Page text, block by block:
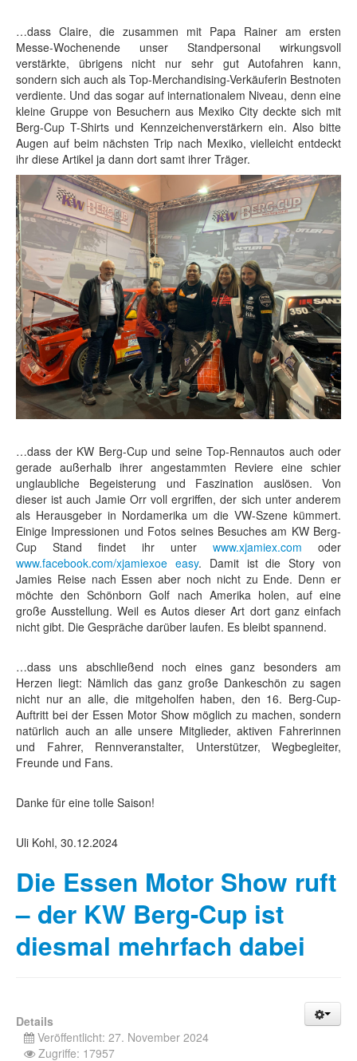
…dass Claire, die zusammen mit Papa Rainer am ersten
Messe-Wochenende unser Standpersonal wirkungsvoll
verstärkte, übrigens nicht nur sehr gut Autofahren kann,
sondern sich auch als Top-Merchandising-Verkäuferin Bestnoten
verdiente. Und das sogar auf internationalem Niveau, denn eine
kleine Gruppe von Besuchern aus Mexiko City deckte sich mit
Berg-Cup T-Shirts und Kennzeichenverstärkern ein. Also bitte
Augen auf beim nächsten Trip nach Mexiko, vielleicht entdeckt
ihr diese Artikel ja dann dort samt ihrer Träger.
…dass der KW Berg-Cup und seine Top-Rennautos auch oder
gerade außerhalb ihrer angestammten Reviere eine schier
unglaubliche Begeisterung und Faszination auslösen. Von
dieser ist auch Jamie Orr voll ergriffen, der sich unter anderem
als Herausgeber in Nordamerika um die VW-Szene kümmert.
Einige Impressionen und Fotos seines Besuches am KW Berg-
Cup Stand findet ihr unter www.xjamiex.com oder
www.facebook.com/xjamiexoe easy. Damit ist die Story von
Jamies Reise nach Essen aber noch nicht zu Ende. Denn er
möchte den Schönborn Golf nach Amerika holen, auf eine
große Ausstellung. Weil es Autos dieser Art dort ganz einfach
nicht gibt. Die Gespräche darüber laufen. Es bleibt spannend.
…dass uns abschließend noch eines ganz besonders am
Herzen liegt: Nämlich das ganz große Dankeschön zu sagen
nicht nur an alle, die mitgeholfen haben, den 16. Berg-Cup-
Auftritt bei der Essen Motor Show möglich zu machen, sondern
natürlich auch an alle unsere Mitglieder, aktiven Fahrerinnen
und Fahrer, Rennveranstalter, Unterstützer, Wegbegleiter,
Freunde und Fans.
Danke für eine tolle Saison!
Uli Kohl, 30.12.2024
Die Essen Motor Show ruft
– der KW Berg-Cup ist
diesmal mehrfach dabei
Details
Veröffentlicht: 27. November 2024
Zugriffe: 17957